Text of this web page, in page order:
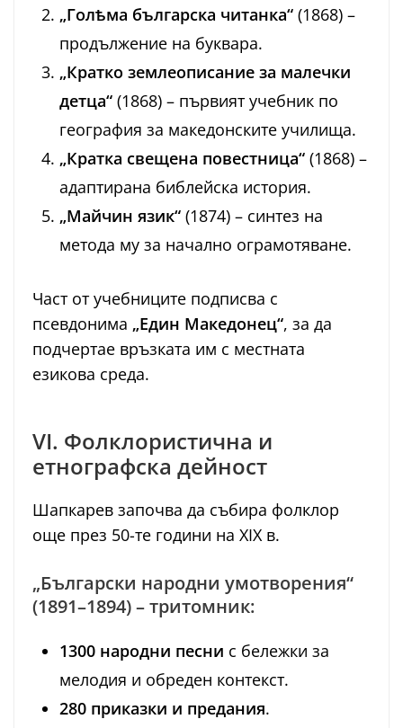
„Голѣма българска читанка“ (1868) –
продължение на буквара.
„Кратко землеописание за малечки
детца“ (1868) – първият учебник по
география за македонските училища.
„Кратка свещена повестница“ (1868) –
адаптирана библейска история.
„Майчин язик“ (1874) – синтез на
метода му за начално ограмотяване.
Част от учебниците подписва с
псевдонима „Един Македонец“, за да
подчертае връзката им с местната
езикова среда.
VI. Фолклористична и
етнографска дейност
Шапкарев започва да събира фолклор
още през 50-те години на XIX в.
„Български народни умотворения“
(1891–1894) – тритомник:
1300 народни песни с бележки за
мелодия и обреден контекст.
280 приказки и предания.